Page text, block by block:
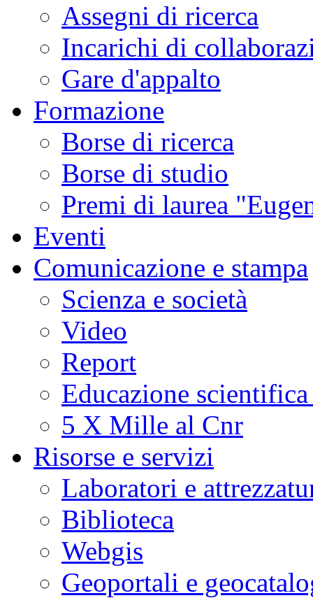
Assegni di ricerca
Incarichi di
Gare d'appalto
Formazione
Borse di ricerca
Borse di studio
Premi di laurea
Eventi
Comunicazione e stampa
Scienza e società
Video
Report
Educazione
5 X Mille al Cnr
Risorse e servizi
Laboratori e
Biblioteca
Webgis
Geoportali e